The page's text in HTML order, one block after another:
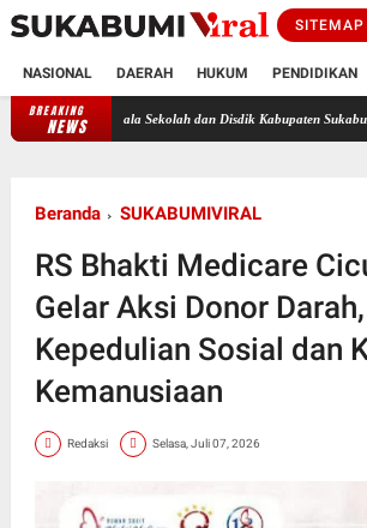
SITEMAP
NASIONAL DAERAH HUKUM PENDIDIKAN
BREAKING
NEWS Pembangunan Revitalisasi SD Negeri
Beranda SUKABUMIVIRAL
RS Bhakti Medicare
Gelar Aksi Donor
Kepedulian Sosial dan
Kemanusiaan
Redaksi Selasa, Juli 07, 2026